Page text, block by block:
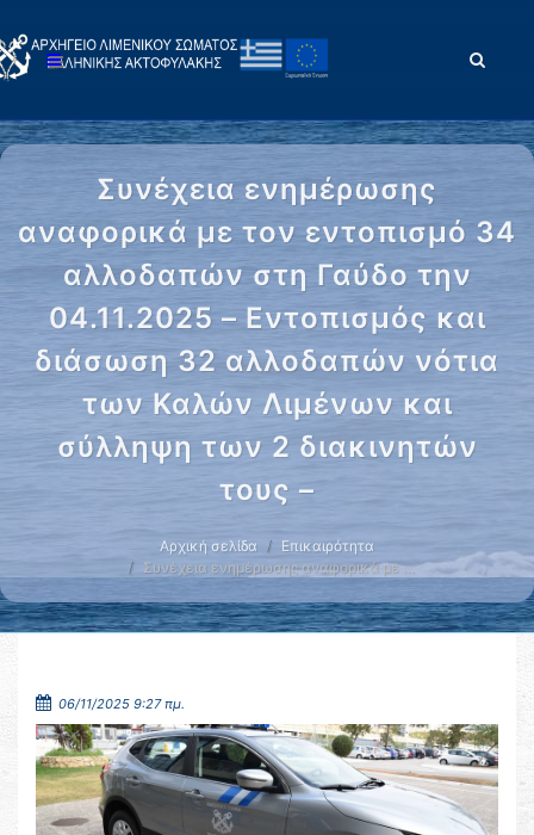
Συνέχεια ενημέρωσης
αναφορικά με τον εντοπισμό 34
αλλοδαπών στη Γαύδο την
04.11.2025 – Εντοπισμός και
διάσωση 32 αλλοδαπών νότια
των Καλών Λιμένων και
σύλληψη των 2 διακινητών
τους –
Αρχική σελίδα
Επικαιρότητα
Συνέχεια ενημέρωσης αναφορικά με …
06/11/2025 9:27 πμ.